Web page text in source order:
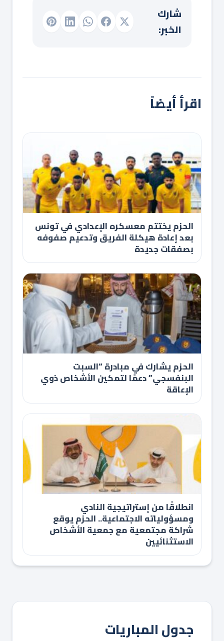
شارك
الخبر:
اقرأ أيضاً
الحزم يختتم معسكره الإعدادي في تونس
بعد إعادة هيكلة الفريق وتدعيم صفوفه
بصفقات جديدة
الحزم يشارك في مبادرة “السبت
البنفسجي” دعمًا لتمكين الأشخاص ذوي
الإعاقة
انطلاقًا من إستراتيجية النادي
ومسؤولياته الاجتماعية.. الحزم يوقع
شراكة مجتمعية مع جمعية الأشخاص
الاستثنائيين
جدول المباريات